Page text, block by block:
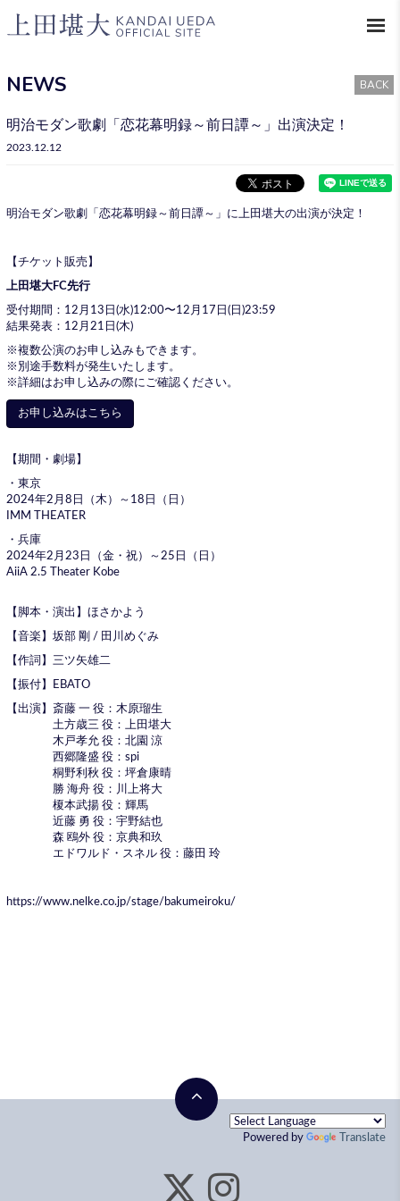
NEWS BACK
明治モダン歌劇「恋花幕明録～前日譚～」出演決定！
2023.12.12
明治モダン歌劇「恋花幕明録～前日譚～」に上田堪大の出演が決定！
【チケット販売】
上田堪大FC先行
受付期間：12月13日(水)12:00〜12月17日(日)23:59
結果発表：12月21日(木)
※複数公演のお申し込みもできます。
※別途手数料が発生いたします。
※詳細はお申し込みの際にご確認ください。
お申し込みはこちら
【期間・劇場】
・東京
2024年2月8日（木）～18日（日）
IMM THEATER
・兵庫
2024年2月23日（金・祝）～25日（日）
AiiA 2.5 Theater Kobe
【脚本・演出】ほさかよう
【音楽】坂部 剛 / 田川めぐみ
【作詞】三ツ矢雄二
【振付】EBATO
【出演】斎藤 一 役：木原瑠生
土方歳三 役：上田堪大
木戸孝允 役：北園 涼
西郷隆盛 役：spi
桐野利秋 役：坪倉康晴
勝 海舟 役：川上将大
榎本武揚 役：輝馬
近藤 勇 役：宇野結也
森 鴎外 役：京典和玖
エドワルド・スネル 役：藤田 玲
https://www.nelke.co.jp/stage/bakumeiroku/
Powered by Translate